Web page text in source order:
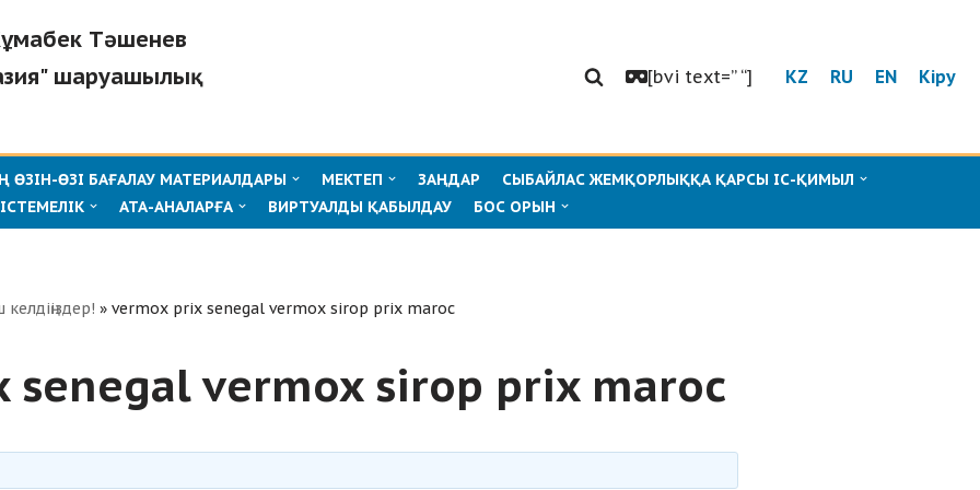
Тәшенев
шаруашылық
[bvi text=” “] KZ RU EN Кіру
ӨЗІ БАҒАЛАУ МАТЕРИАЛДАРЫ МЕКТЕП ЗАҢДАР
СЫБАЙЛАС ЖЕМҚОРЛЫҚҚА ҚАРСЫ ІС-ҚИМЫЛ
АТА-АНАЛАРҒА ВИРТУАЛДЫ ҚАБЫЛДАУ БОС ОРЫН
келдіңіздер! » vermox prix senegal vermox sirop prix maroc
senegal vermox sirop prix maroc